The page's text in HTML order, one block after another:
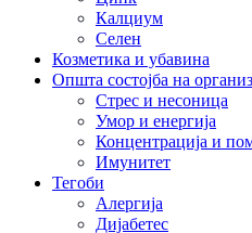
Калциум
Селен
Козметика и убавина
Општа состојба на
Стрес и несоница
Умор и енергија
Концентрација и
Имунитет
Тегоби
Алергија
Дијабетес